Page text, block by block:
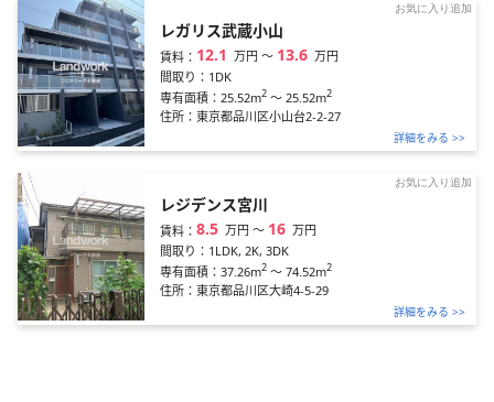
お気に入り追加
レガリス武蔵小山
賃料： 12.1 万円〜 13.6 万円
間取り： 1DK
専有面積：25.52m2 ～ 25.52m2
住所：東京都品川区小山台2-2-27
詳細をみる >>
お気に入り追加
レジデンス宮川
賃料：8.5 万円〜 16 万円
間取り： 1LDK, 2K, 3DK
専有面積：37.26m2 ～ 74.52m2
住所：東京都品川区大崎4-5-29
詳細をみる >>